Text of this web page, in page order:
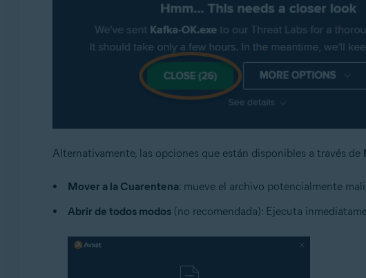
Alternativamente, las opciones que están disponibles a través de
Mover a la Cuarentena: mueve el archivo potencialmente
Abrir de todos modos(no recomendada): Ejecuta